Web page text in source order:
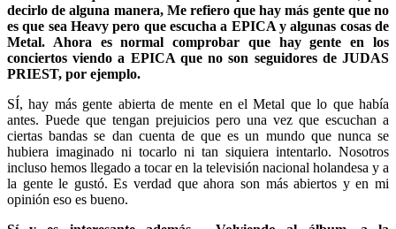
decirlo de alguna manera, Me refiero que hay más gente que no
es que sea Heavy pero que escucha a EPICA y algunas cosas de
Metal. Ahora es normal comprobar que hay gente en los
conciertos viendo a EPICA que no son seguidores de JUDAS
PRIEST, por ejemplo.
SÍ, hay más gente abierta de mente en el Metal que lo que había
antes. Puede que tengan prejuicios pero una vez que escuchan a
ciertas bandas se dan cuenta de que es un mundo que nunca se
hubiera imaginado ni tocarlo ni tan siquiera intentarlo. Nosotros
incluso hemos llegado a tocar en la televisión nacional holandesa y a
la gente le gustó. Es verdad que ahora son más abiertos y en mi
opinión eso es bueno.